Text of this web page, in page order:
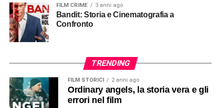
FILM CRIME 3 anni ago
Bandit: Storia e Cinematografia a
Confronto
TRENDING
FILM STORICI 2 anni ago
Ordinary angels, la storia vera e gli
errori nel film